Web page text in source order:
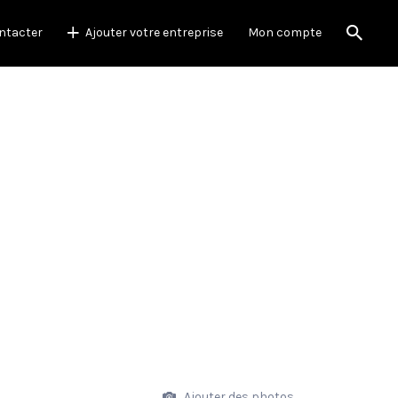
Ajouter votre entreprise Mon compte